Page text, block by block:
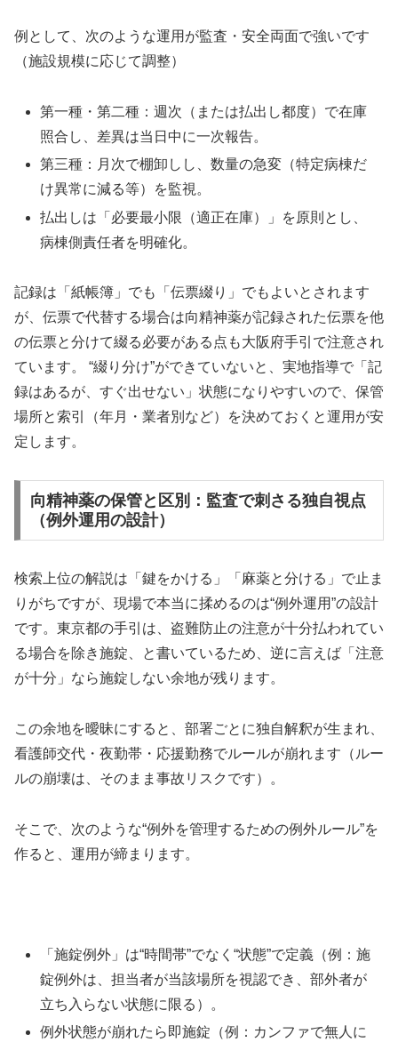
例として、次のような運用が監査・安全両面で強いです
（施設規模に応じて調整）​
第一種・第二種：週次（または払出し都度）で在庫
照合し、差異は当日中に一次報告。
第三種：月次で棚卸しし、数量の急変（特定病棟だ
け異常に減る等）を監視。
払出しは「必要最小限（適正在庫）」を原則とし、
病棟側責任者を明確化。
記録は「紙帳簿」でも「伝票綴り」でもよいとされます
が、伝票で代替する場合は向精神薬が記録された伝票を他
の伝票と分けて綴る必要がある点も大阪府手引で注意され
ています。 “綴り分け”ができていないと、実地指導で「記
録はあるが、すぐ出せない」状態になりやすいので、保管
場所と索引（年月・業者別など）を決めておくと運用が安
定します。
向精神薬の保管と区別：監査で刺さる独自視点
（例外運用の設計）
検索上位の解説は「鍵をかける」「麻薬と分ける」で止ま
りがちですが、現場で本当に揉めるのは“例外運用”の設計
です。東京都の手引は、盗難防止の注意が十分払われてい
る場合を除き施錠、と書いているため、逆に言えば「注意
が十分」なら施錠しない余地が残ります。
この余地を曖昧にすると、部署ごとに独自解釈が生まれ、
看護師交代・夜勤帯・応援勤務でルールが崩れます（ルー
ルの崩壊は、そのまま事故リスクです）。
そこで、次のような“例外を管理するための例外ルール”を
作ると、運用が締まります。
「施錠例外」は“時間帯”でなく“状態”で定義（例：施
錠例外は、担当者が当該場所を視認でき、部外者が
立ち入らない状態に限る）。
例外状態が崩れたら即施錠（例：カンファで無人に